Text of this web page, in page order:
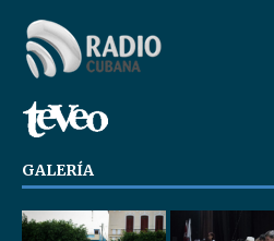
GALERÍA